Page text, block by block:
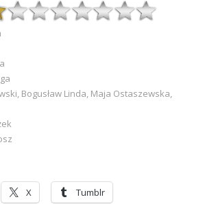
Bogusław Linda, Maja Ostaszewska,
X Tumblr